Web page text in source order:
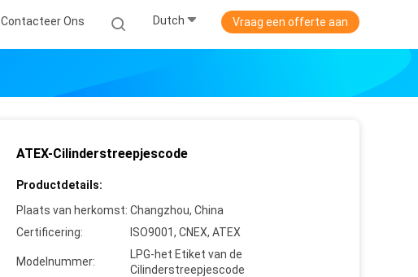
Contacteer Ons Dutch Vraag een offerte aan
ATEX-Cilinderstreepjescode
Productdetails:
Plaats van herkomst: Changzhou, China
Certificering:
ISO9001, CNEX, ATEX
Modelnummer:
LPG-het Etiket van de
Cilinderstreepjescode